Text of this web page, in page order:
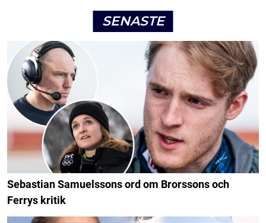
SENASTE
Sebastian Samuelssons ord om Brorssons och
Ferrys kritik